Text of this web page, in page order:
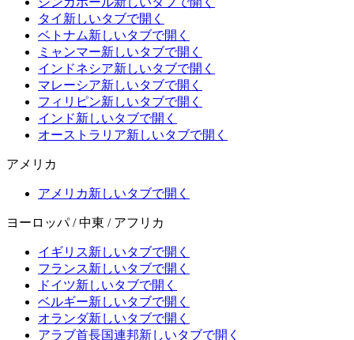
タイ 新しいタブで開く
ベトナム新しいタブで開く
ミャンマー新しいタブで開く
インドネシア新しいタブで開く
マレーシア新しいタブで開く
フィリピン新しいタブで開く
インド新しいタブで開く
オーストラリア新しいタブで開く
アメリカ
アメリカ新しいタブで開く
ヨーロッパ / 中東 / アフリカ
イギリス新しいタブで開く
フランス新しいタブで開く
ドイツ新しいタブで開く
ベルギー新しいタブで開く
オランダ新しいタブで開く
アラブ首長国連邦新しいタブで開く